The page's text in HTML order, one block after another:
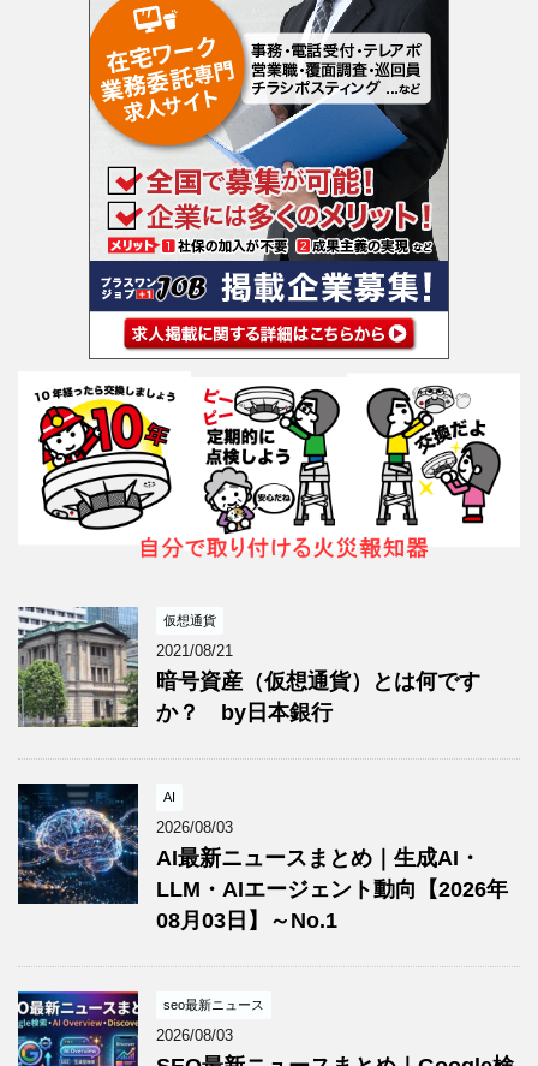
仮想通貨
2021/08/21
暗号資産（仮想通貨）とは何です
か？ by日本銀行
AI
2026/08/03
AI最新ニュースまとめ｜生成AI・
LLM・AIエージェント動向【2026年
08月03日】～No.1
seo最新ニュース
2026/08/03